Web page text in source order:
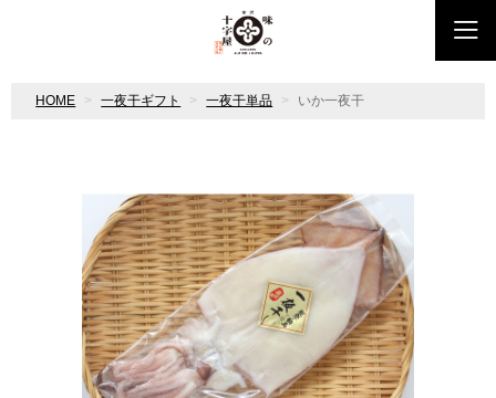
HOME 一夜干ギフト 一夜干単品 いか一夜干